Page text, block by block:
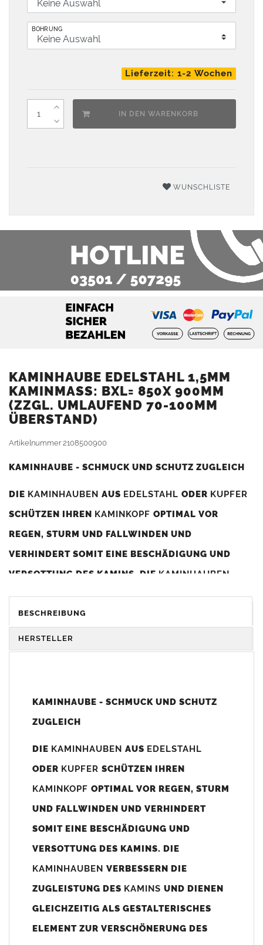
BOHRUNG
Lieferzeit: 1-2 Wochen
IN DEN WARENKORB
WUNSCHLISTE
KAMINHAUBE EDELSTAHL 1,5MM
KAMINMASS: BXL= 850X 900MM (
ZZGL. UMLAUFEND 70-100MM Ü
BERSTAND)
Artikelnummer2108500900
KAMINHAUBE - SCHMUCK UND SCHUTZ ZUGLEICH
DIE KAMINHAUBEN AUS EDELSTAHL ODER KUPFER
SCHÜTZEN IHREN KAMINKOPF OPTIMAL VOR
REGEN, STURM UND FALLWINDEN UND
VERHINDERT SOMIT EINE BESCHÄDIGUNG UND
VERSOTTUNG DES KAMINS. DIE KAMINHAUBEN
DIENEN GLEICHZEITIG ALS GESTALTERISCHES
ELEMENT ZUR VERSCHÖNERUNG DES BAUWERKS.
Unsere Maßangaben beziehen sich immer auf das
800mm x 740-800mm angefertigt (siehe Bild/Zeichnung unten).
angefertigt werden (bitte anfragen).
(siehe Bild/Zeichnung unten) angefertigt. Sollten die Bohrungen
nicht passen dann bitte "ohne"Bohrungen (Auswahlfeld)
bis 500mm Kaminbreite: Abstand vom Kaminrand ca.
80mm
BESCHREIBUNG
HERSTELLER
KAMINHAUBE - SCHMUCK UND SCHUTZ
ZUGLEICH
DIE KAMINHAUBEN AUS EDELSTAHL
ODER KUPFER SCHÜTZEN IHREN
KAMINKOPF OPTIMAL VOR REGEN, STURM
UND FALLWINDEN UND VERHINDERT
SOMIT EINE BESCHÄDIGUNG UND
VERSOTTUNG DES KAMINS. DIE
KAMINHAUBEN VERBESSERN DIE
ZUGLEISTUNG DES KAMINS UND DIENEN
GLEICHZEITIG ALS GESTALTERISCHES
ELEMENT ZUR VERSCHÖNERUNG DES